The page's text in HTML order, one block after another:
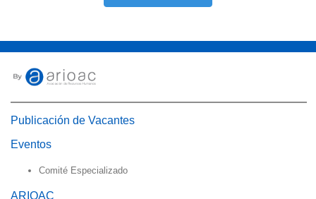
Publicación de Vacantes
Eventos
Comité Especializado
ARIOAC